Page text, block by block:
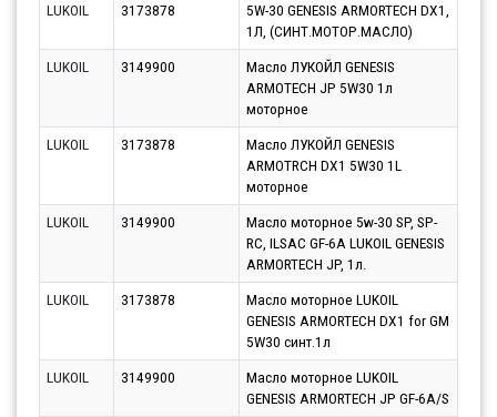
LUKOIL
3173878
5W-30 GENESIS ARMORTECH DX1,
1Л, (СИНТ.МОТОР.МАСЛО)
LUKOIL
3149900
Масло ЛУКОЙЛ GENESIS
ARMOTECH JP 5W30 1л
моторное
LUKOIL 3173878
Масло ЛУКОЙЛ GENESIS
ARMOTRCH DX1 5W30 1L
моторное
LUKOIL 3149900
Масло моторное 5w-30 SP, SP-
RC, ILSAC GF-6A LUKOIL GENESIS
ARMORTECH JP, 1л.
LUKOIL 3173878
Масло моторное LUKOIL
GENESIS ARMORTECH DX1 for GM
5W30 синт.1л
LUKOIL 3149900
Масло моторное LUKOIL
GENESIS ARMORTECH JP GF-6A/S